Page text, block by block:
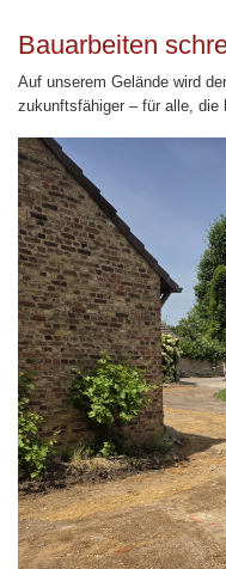
Bauarbeiten
Auf unserem Gelände wird
zukunftsfähiger – für alle, die